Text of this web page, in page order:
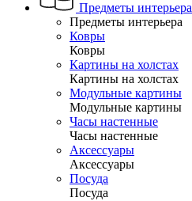
Предметы интерьера
Предметы интерьера
Ковры
Ковры
Картины на холстах
Картины на холстах
Модульные картины
Модульные картины
Часы настенные
Часы настенные
Аксессуары
Аксессуары
Посуда
Посуда